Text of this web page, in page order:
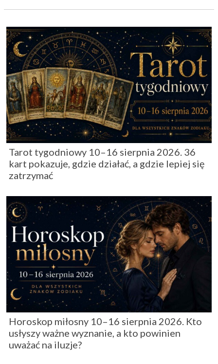
Tarot tygodniowy 10–16 sierpnia 2026. 36
kart pokazuje, gdzie działać, a gdzie lepiej się
zatrzymać
Horoskop miłosny 10–16 sierpnia 2026. Kto
usłyszy ważne wyznanie, a kto powinien
uważać na iluzje?